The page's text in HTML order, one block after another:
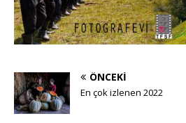
ÖNCEKI
En çok izlenen 2022